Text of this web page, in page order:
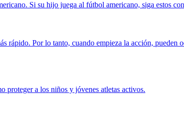
Si su hijo juega al fútbol americano, siga estos
rápido. Por lo tanto, cuando empieza la acción, pueden
proteger a los niños y jóvenes atletas activos.